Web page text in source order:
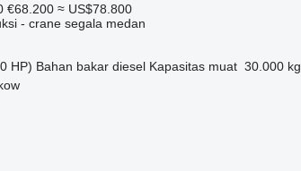
€68.200 ≈ US$78.800
- crane segala medan
HP) Bahan bakar diesel Kapasitas muat 30.000 kg